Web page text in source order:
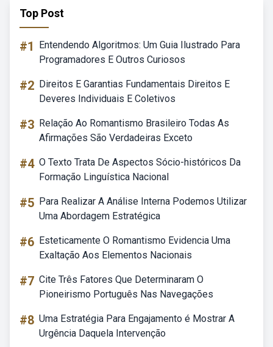
Top Post
#1
Entendendo Algoritmos: Um Guia Ilustrado Para
Programadores E Outros Curiosos
#2 Direitos E Garantias Fundamentais Direitos E
Deveres Individuais E Coletivos
#3 Relação Ao Romantismo Brasileiro Todas As
Afirmações São Verdadeiras Exceto
#4 O Texto Trata De Aspectos Sócio-históricos Da
Formação Linguística Nacional
#5 Para Realizar A Análise Interna Podemos Utilizar
Uma Abordagem Estratégica
#6 Esteticamente O Romantismo Evidencia Uma
Exaltação Aos Elementos Nacionais
#7 Cite Três Fatores Que Determinaram O
Pioneirismo Português Nas Navegações
#8 Uma Estratégia Para Engajamento é Mostrar A
Urgência Daquela Intervenção